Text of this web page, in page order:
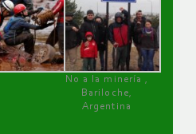
No a la minería ,
Bariloche,
Argentina